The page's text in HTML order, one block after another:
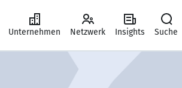
Unternehmen Netzwerk Insights Suche